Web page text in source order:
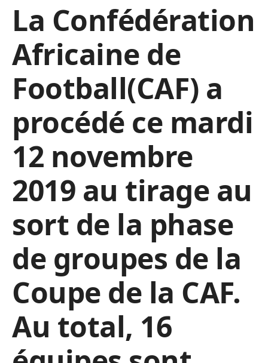
La Confédération
Africaine de
Football(CAF) a
procédé ce mardi
12 novembre
2019 au tirage au
sort de la phase
de groupes de la
Coupe de la CAF.
Au total, 16